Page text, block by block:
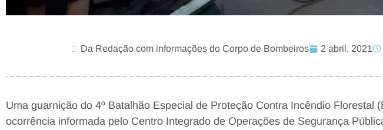
Da Redação com informações do Corpo de Bombeiros 2 abril, 2021
Uma guarnição do 4º Batalhão Especial de Proteção Contra Incêndio Florestal
ocorrência informada pelo Centro Integrado de Operações de Segurança